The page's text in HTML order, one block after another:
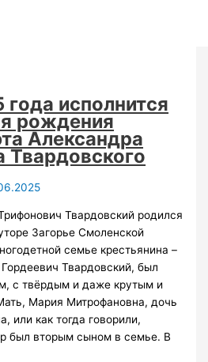
исполнится
рождения
Александра
Твардовского
Твардовский родился
Загорье Смоленской
семье крестьянина –
Твардовский, был
с твёрдым и даже крутым и
Мария Митрофановна, дочь
или как тогда говорили,
был вторым сыном в семье. В